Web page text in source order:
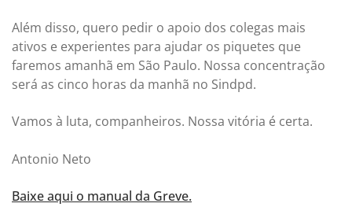
Além disso, quero pedir o apoio dos colegas mais
ativos e experientes para ajudar os piquetes que
faremos amanhã em São Paulo. Nossa concentração
será as cinco horas da manhã no Sindpd.
Vamos à luta, companheiros. Nossa vitória é certa.
Antonio Neto
Baixe aqui o manual da Greve.